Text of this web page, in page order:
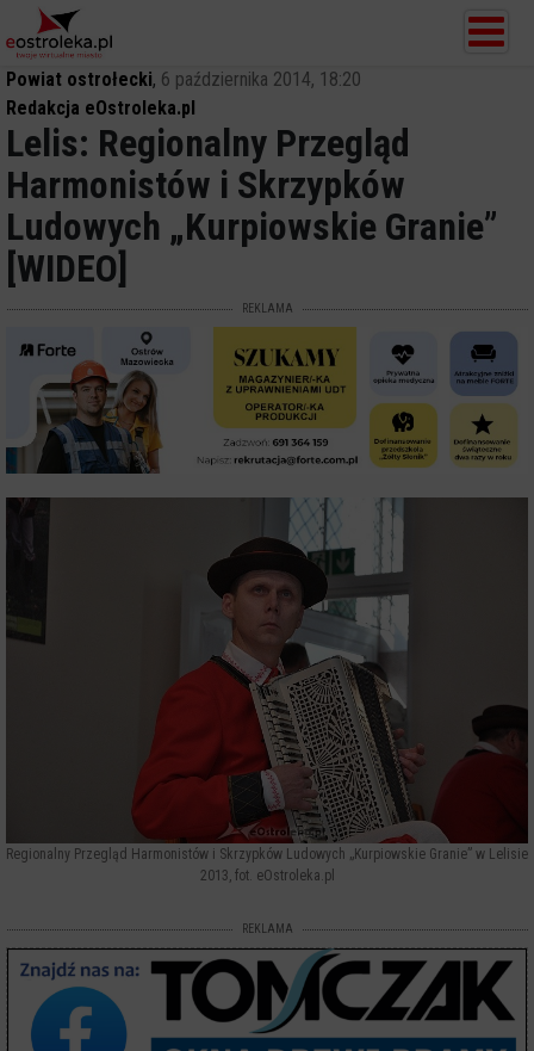
Powiat ostrołecki, 6 października 2014, 18:20
Redakcja eOstroleka.pl
Lelis: Regionalny Przegląd
Harmonistów i Skrzypków
Ludowych „Kurpiowskie Granie”
[WIDEO]
REKLAMA
Regionalny Przegląd Harmonistów i Skrzypków Ludowych „Kurpiowskie Granie” w Lelisie
2013, fot. eOstroleka.pl
REKLAMA